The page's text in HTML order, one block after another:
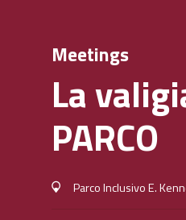
Meetings
La
PARCO
Parco Inclusivo E.